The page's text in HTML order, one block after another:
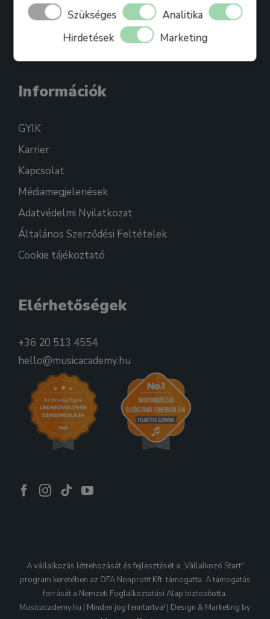
Szükséges
Analitika
Hirdetések
Marketing
Blog
Jelentkezés
Információk
GYIK
Karrier
Kapcsolat
Médiamegjelenések
Adatvédelmi Nyilatkozat
Általános Szerződési Feltételek
Cookie tájékoztató
Elérhetőségek
+36 20 513 4554
hello@musicacademy.hu
A vállalkozás létrehozását és fejlesztését a „Vállalkozó Start"
program keretében az OFA Nonprofit Kft. támogatta. A támogatás
forrását a Nemzeti Foglalkoztatási Alap biztosította.
Musicacademy.hu | Minden jog fenntartva! | Design & Marketing by